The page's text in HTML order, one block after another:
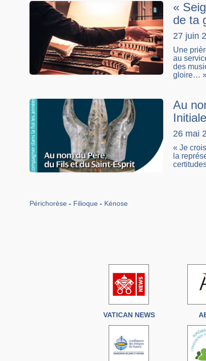
«
de ta
27 juin
Une
au
des
gloire…
Au
26 mai
« Je
la
Périchorèse Filioque Kénose
VATICAN NEWS